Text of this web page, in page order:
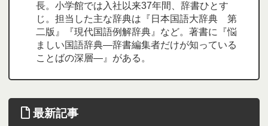
長。小学館では入社以来37年間、辞書ひとす
じ。担当した主な辞典は『日本国語大辞典 第
二版』『現代国語例解辞典』など。著書に『悩
ましい国語辞典―辞書編集者だけが知っている
ことばの深層―』がある。
最新記事